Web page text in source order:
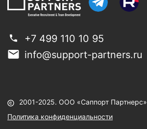
+7 499 110 10 95
info@support-partners.ru
2001-2025. ООО «Саппорт Партнерс»
Политика конфиденциальности